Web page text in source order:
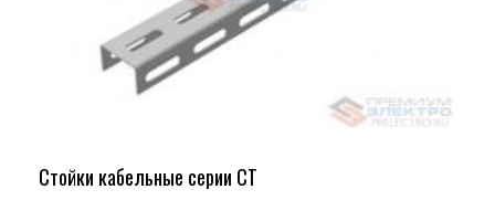
Стойки кабельные серии СТ